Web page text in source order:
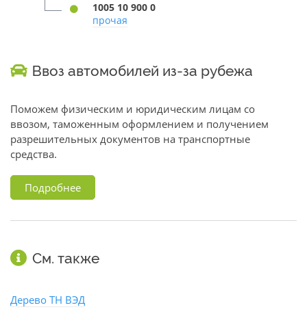
1005 10 900 0
прочая
Ввоз автомобилей из-за рубежа
Поможем физическим и юридическим лицам со
ввозом, таможенным оформлением и получением
разрешительных документов на транспортные
средства.
Подробнее
См. также
Дерево ТН ВЭД